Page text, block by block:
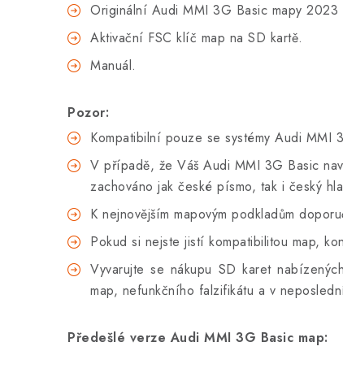
Originální Audi MMI 3G Basic mapy
Aktivační FSC klíč map na SD kartě.
Manuál.
Pozor:
Kompatibilní pouze se systémy Audi MMI
V případě, že Váš Audi MMI 3G Basic
zachováno jak české písmo, tak i český
K nejnovějším mapovým podkladům
Pokud si nejste jistí kompatibilitou map,
Vyvarujte se nákupu SD karet
map, nefunkčního falzifikátu a v
Předešlé verze Audi MMI 3G Basic map: